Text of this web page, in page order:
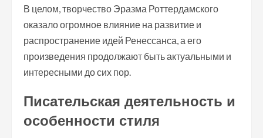
В целом, творчество Эразма Роттердамского
оказало огромное влияние на развитие и
распространение идей Ренессанса, а его
произведения продолжают быть актуальными и
интересными до сих пор.
Писательская деятельность и
особенности стиля